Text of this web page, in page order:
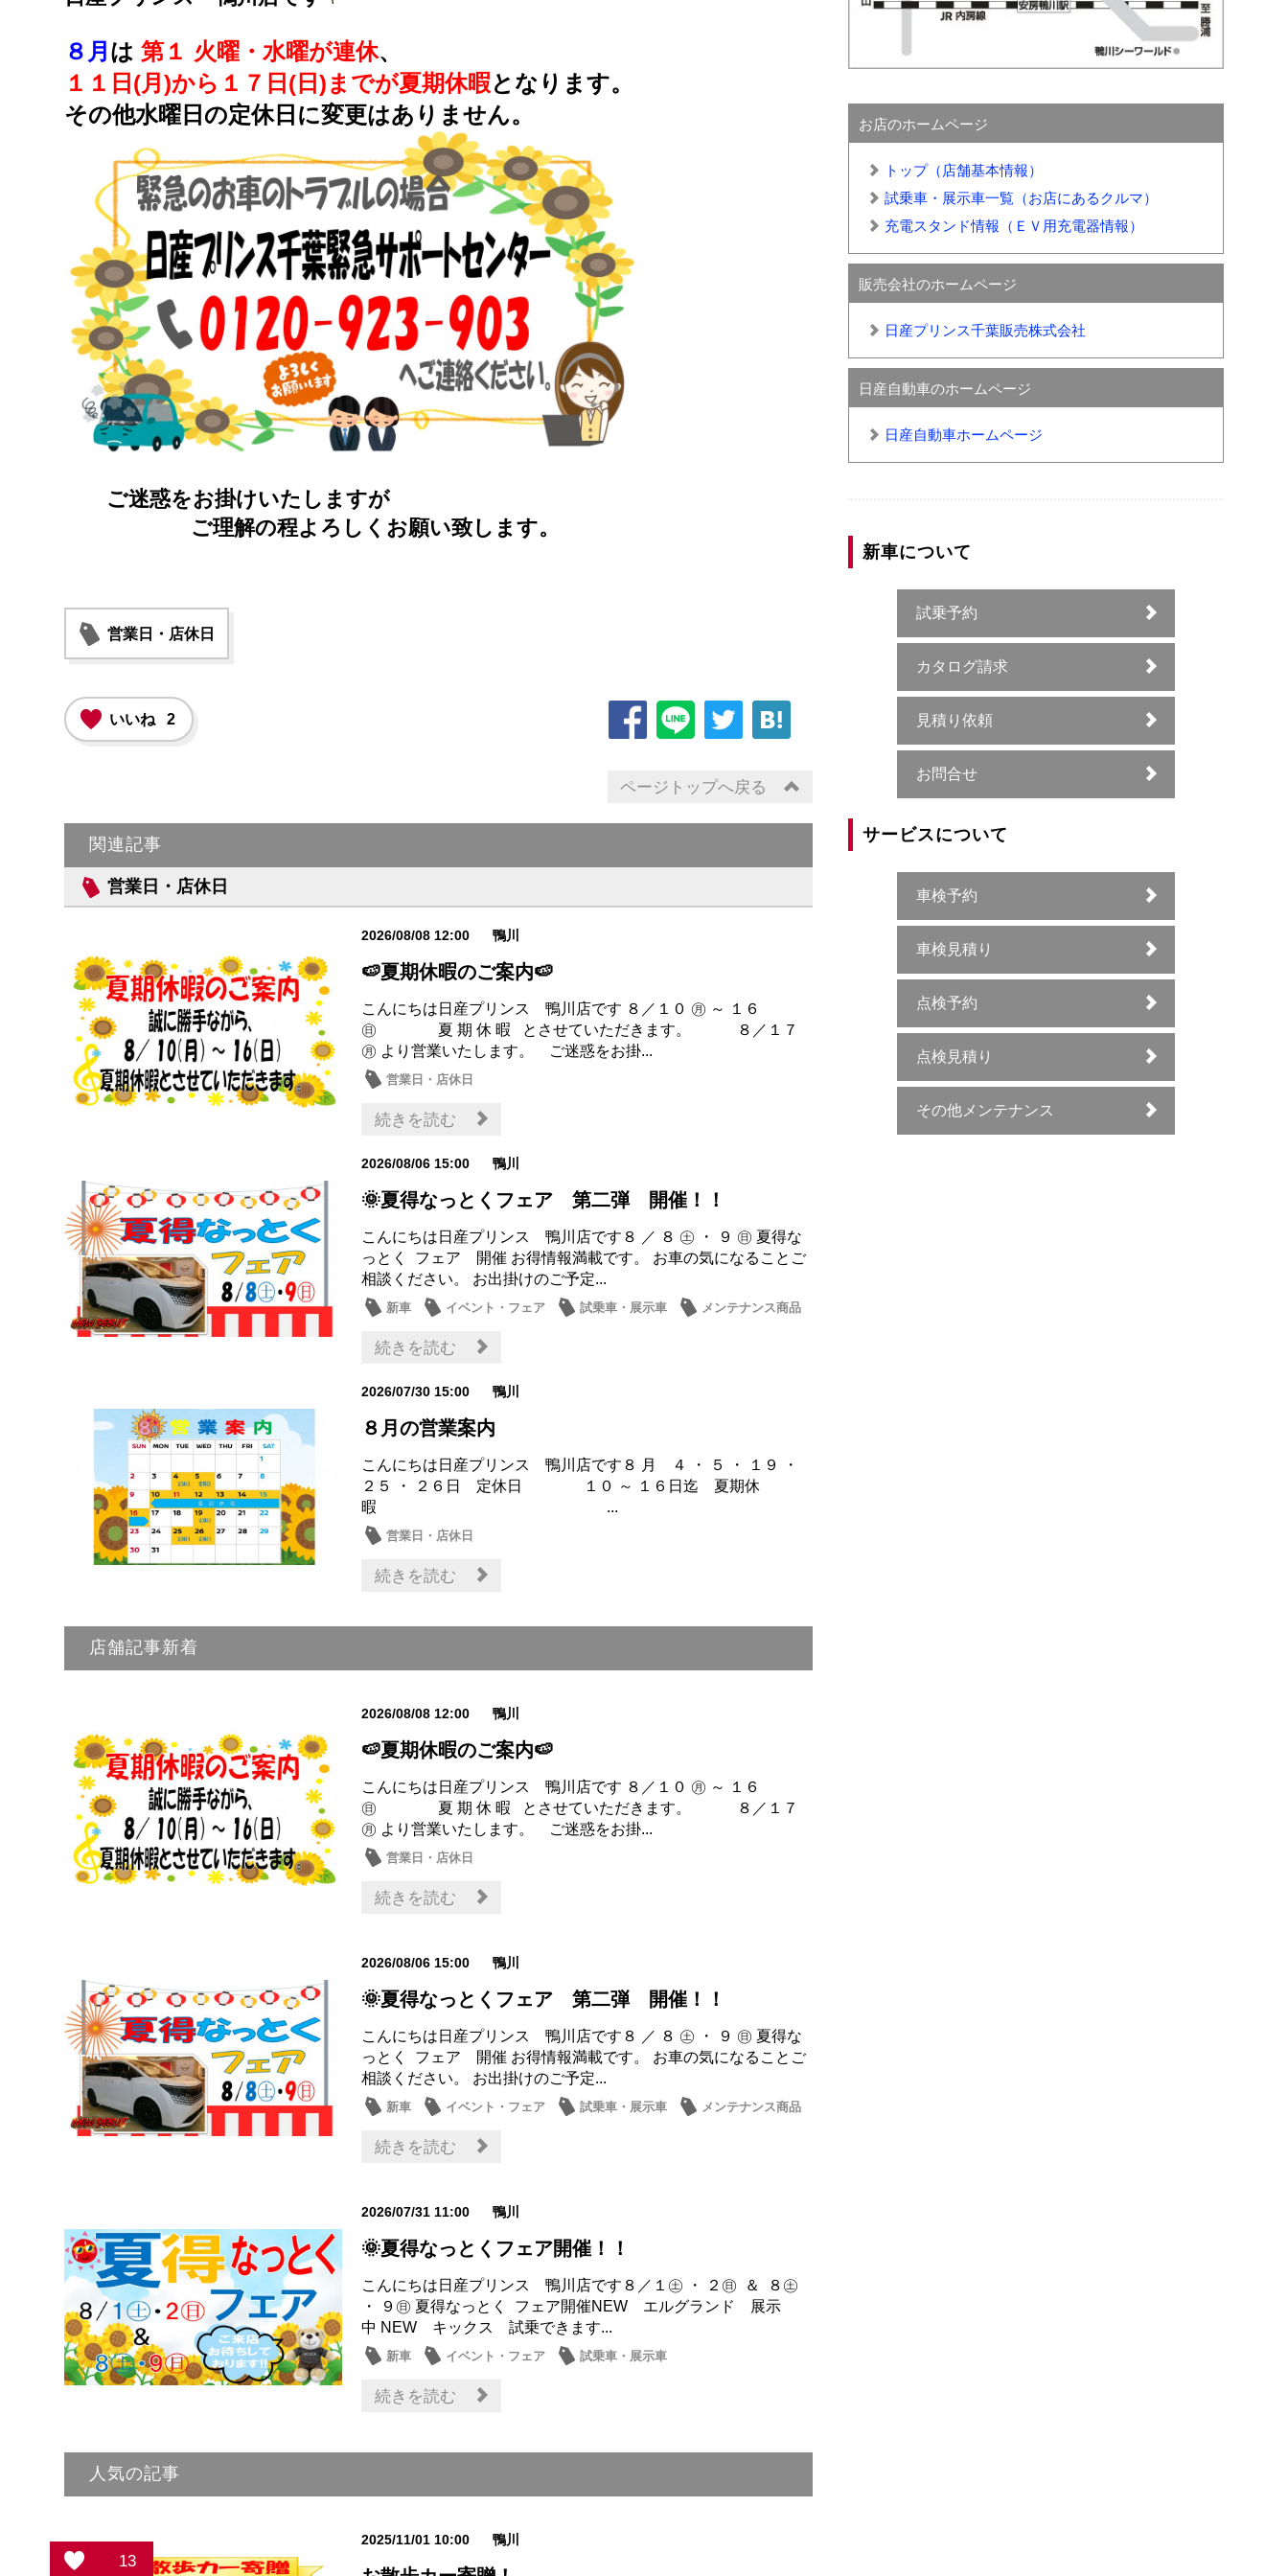
８月 は 第１ 火曜・水曜が連休、
１１日(月)から１７日(日)までが夏期休暇となります。
その他水曜日の定休日に変更はありません。
ご迷惑をお掛けいたしますが
ご理解の程よろしくお願い致します。
営業日・店休日
いいね 2
ページトップへ戻る
関連記事
営業日・店休日
2026/08/08 12:00 鴨川
🍉夏期休暇のご案内🍉
こんにちは日産プリンス 鴨川店です ８／１０ ㊊ ～ １６
㊐ 夏 期 休 暇 とさせていただきます。 ８／１７
㊊ より営業いたします。 ご迷惑をお掛...
営業日・店休日
続きを読む
2026/08/06 15:00 鴨川
🌞夏得なっとくフェア 第二弾 開催！！
こんにちは日産プリンス 鴨川店です８ ／ ８ ㊏ ・ ９ ㊐ 夏得な
っとく フェア 開催 お得情報満載です。 お車の気になることご
相談ください。 お出掛けのご予定...
新車 イベント・フェア 試乗車・展示車
メンテナンス商品
続きを読む
2026/07/30 15:00 鴨川
８月の営業案内
こんにちは日産プリンス 鴨川店です８ 月 ４ ・ ５ ・ １９ ・
２５ ・ ２６日 定休日 １０ ～ １６日迄 夏期休
暇 ...
営業日・店休日
続きを読む
店舗記事新着
2026/08/08 12:00 鴨川
🍉夏期休暇のご案内🍉
こんにちは日産プリンス 鴨川店です ８／１０ ㊊ ～ １６
㊐ 夏 期 休 暇 とさせていただきます。 ８／１７
㊊ より営業いたします。 ご迷惑をお掛...
営業日・店休日
続きを読む
2026/08/06 15:00 鴨川
🌞夏得なっとくフェア 第二弾 開催！！
こんにちは日産プリンス 鴨川店です８ ／ ８ ㊏ ・ ９ ㊐ 夏得な
っとく フェア 開催 お得情報満載です。 お車の気になることご
相談ください。 お出掛けのご予定...
新車 イベント・フェア 試乗車・展示車
メンテナンス商品
続きを読む
2026/07/31 11:00 鴨川
🌞夏得なっとくフェア開催！！
こんにちは日産プリンス 鴨川店です８／１㊏ ・ ２㊐ ＆ ８㊏
・ ９㊐ 夏得なっとく フェア開催NEW エルグランド 展示
中 NEW キックス 試乗できます...
新車 イベント・フェア 試乗車・展示車
続きを読む
人気の記事
13
2025/11/01 10:00 鴨川
お店のホームページ
トップ（店舗基本情報）
試乗車・展示車一覧（お店にあるクルマ）
充電スタンド情報（ＥＶ用充電器情報）
販売会社のホームページ
日産プリンス千葉販売株式会社
日産自動車のホームページ
日産自動車ホームページ
新車について
試乗予約
カタログ請求
見積り依頼
お問合せ
サービスについて
車検予約
車検見積り
点検予約
点検見積り
その他メンテナンス